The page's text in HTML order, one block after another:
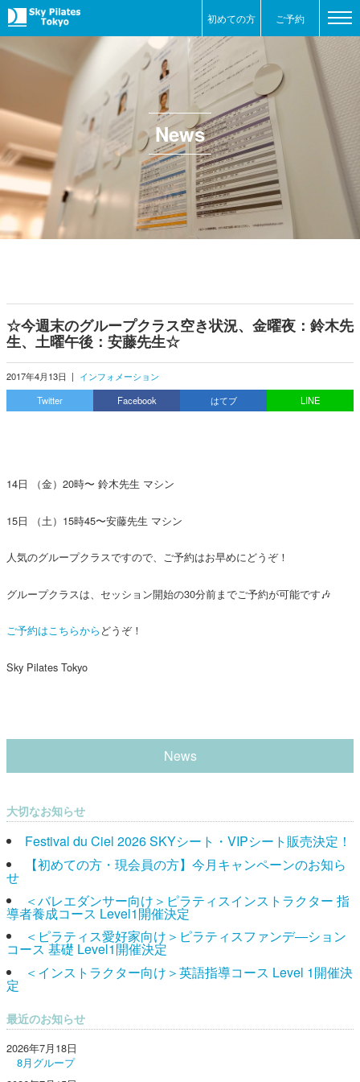
初めての方 ご予約
News
☆今週末のグループクラス空き状況、金曜夜：鈴木先
生、土曜午後：安藤先生☆
2017年4月13日 | インフォメーション
Twitter
Facebook はてブ LINE
14日 （金）20時〜 鈴木先生 マシン
15日 （土）15時45〜安藤先生 マシン
人気のグループクラスですので、ご予約はお早めにどうぞ！
グループクラスは、セッション開始の30分前までご予約が可能です🎶
ご予約はこちらから どうぞ！
Sky Pilates Tokyo
News
大切なお知らせ
Festival du Ciel 2026 SKYシート・VIPシート販売決定！
【初めての方・現会員の方】今月キャンペーンのお知ら
せ
＜バレエダンサー向け＞ピラティスインストラクター 指
導者養成コース Level1開催決定
＜ピラティス愛好家向け＞ピラティスファンデ―ション
コース 基礎 Level1開催決定
＜インストラクター向け＞英語指導コース Level 1開催決
定
最近のお知らせ
2026年7月18日
8月グループ